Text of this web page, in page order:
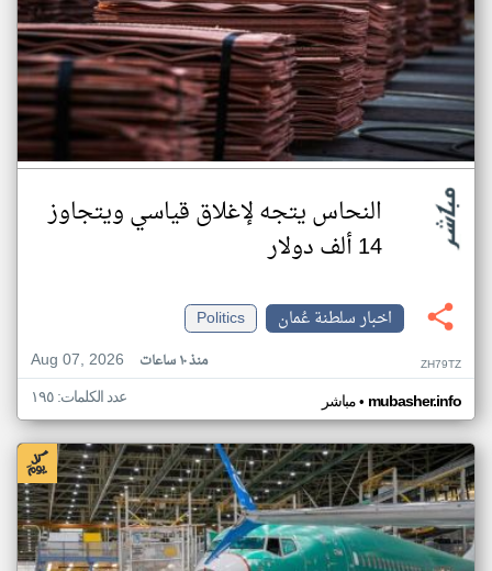
النحاس يتجه لإغلاق قياسي ويتجاوز
14 ألف دولار
اخبار سلطنة عُمان
Politics
Aug 07, 2026
منذ ١٠ ساعات ZH79TZ
مباشر• mubasher.info عدد الكلمات: ١٩٥